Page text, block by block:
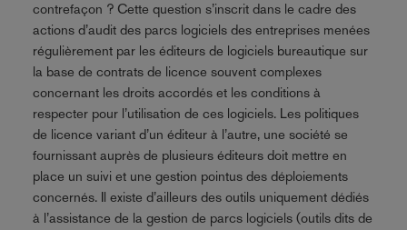
contrefaçon ? Cette question s’inscrit dans le cadre des
actions d’audit des parcs logiciels des entreprises menées
régulièrement par les éditeurs de logiciels bureautique sur
la base de contrats de licence souvent complexes
concernant les droits accordés et les conditions à
respecter pour l’utilisation de ces logiciels. Les politiques
de licence variant d’un éditeur à l’autre, une société se
fournissant auprès de plusieurs éditeurs doit mettre en
place un suivi et une gestion pointus des déploiements
concernés. Il existe d’ailleurs des outils uniquement dédiés
à l’assistance de la gestion de parcs logiciels (outils dits de